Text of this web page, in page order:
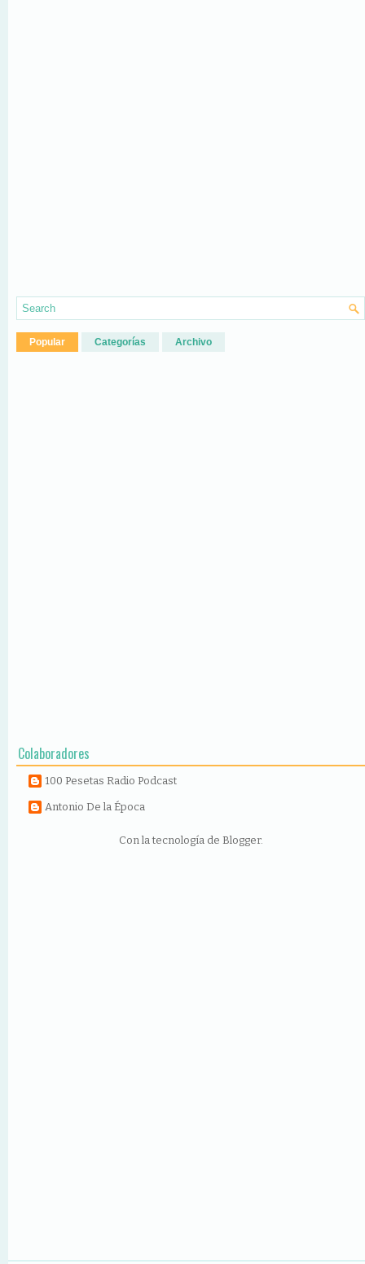
Popular Categorías Archivo
Colaboradores
100 Pesetas Radio Podcast
Antonio De la Época
Con la tecnología de Blogger.